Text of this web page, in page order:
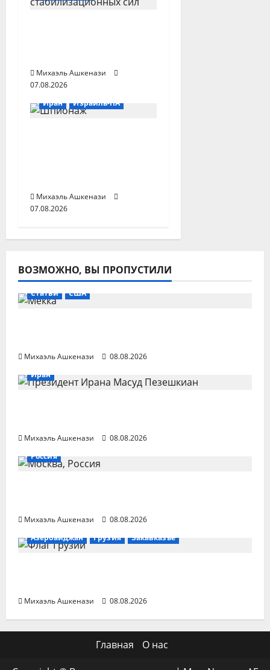
Михаэль Ашкенази
07.08.2026
Иран
Израиль-ПА
Михаэль Ашкенази
07.08.2026
ВОЗМОЖНО, ВЫ ПРОПУСТИЛИ
Статьи США
Михаэль Ашкенази
08.08.2026
Иран
Михаэль Ашкенази
08.08.2026
Россия
Михаэль Ашкенази
08.08.2026
Азербайджан
Грузия Закавказье
Михаэль Ашкенази 08.08.2026
Главная О нас